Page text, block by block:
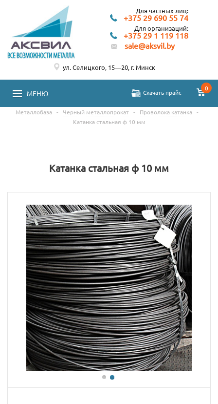
Для частных лиц:
+375 29 690 55 74
Для организаций:
+375 29 1 119 118
sale@aksvil.by
МЕНЮ Скачать прайс
0
ул. Селицкого, 15—20, г. Минск
Металлобаза - Черный металлопрокат - Проволока катанка -
Катанка стальная ф 10 мм
Катанка стальная ф 10 мм